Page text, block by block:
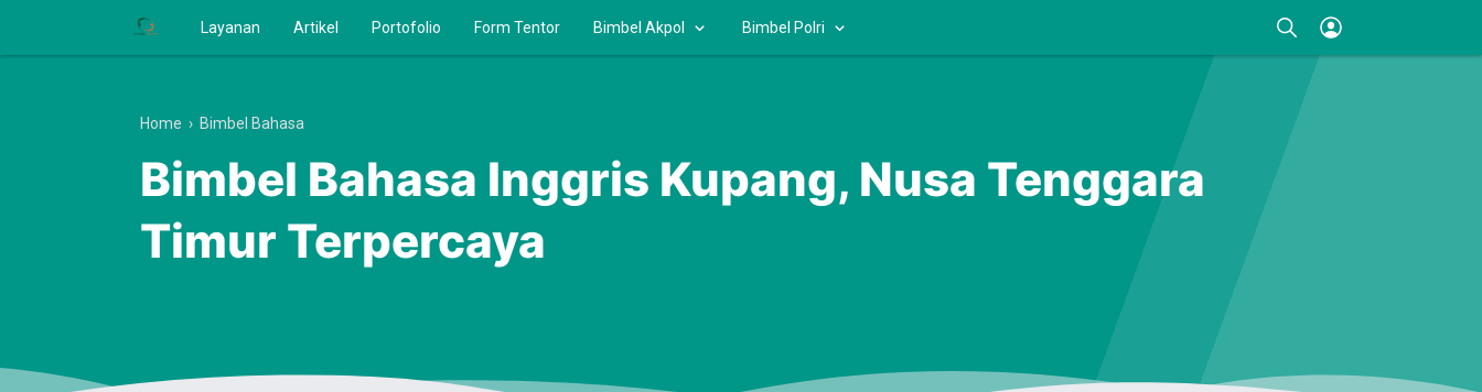
Layanan Artikel Portofolio Form Tentor Bimbel Akpol Bimbel Polri
Home › Bimbel Bahasa
Bimbel Bahasa Inggris Kupang, Nusa Tenggara
Timur Terpercaya